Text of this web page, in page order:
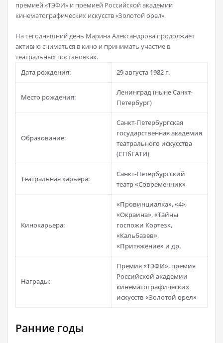
премией «ТЭФИ» и премией Российской академии
кинематографических искусств «Золотой орел».
На сегодняшний день Марина Александрова продолжает
активно сниматься в кино и принимать участие в
театральных постановках.
Дата рождения:
29 августа 1982 г.
Место рождения:
Ленинград (ныне Санкт-
Петербург)
Образование:
Санкт-Петербургская
государственная академия
театрального искусства
(СПбГАТИ)
Театральная карьера:
Санкт-Петербургский
театр «Современник»
Кинокарьера:
«Провинциалка», «4»,
«Окраина», «Тайны
госпожи Кортез»,
«Кальбазев»,
«Притяжение» и др.
Награды:
Премия «ТЭФИ», премия
Российской академии
кинематографических
искусств «Золотой орел»
Ранние годы